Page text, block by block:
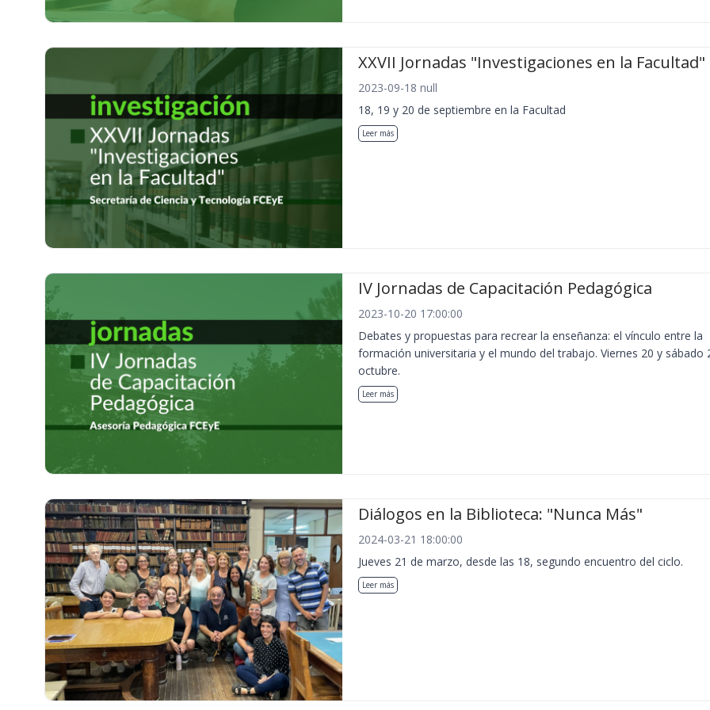
XXVII Jornadas "Investigaciones en la Facultad"
2023-09-18 null
18, 19 y 20 de septiembre en la Facultad
Leer más
IV Jornadas de Capacitación Pedagógica
2023-10-20 17:00:00
Debates y propuestas para recrear la enseñanza: el vínculo entre la
formación universitaria y el mundo del trabajo. Viernes 20 y sábado
octubre.
Leer más
Diálogos en la Biblioteca: "Nunca Más"
2024-03-21 18:00:00
Jueves 21 de marzo, desde las 18, segundo encuentro del ciclo.
Leer más